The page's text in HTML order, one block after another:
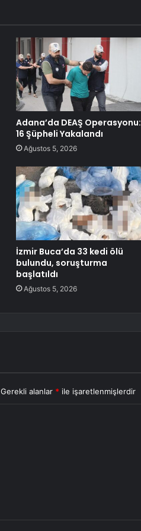
Adana’da DEAŞ Operasyonu:
16 Şüpheli Yakalandı
Ağustos 5, 2026
İzmir Buca’da 33 kedi ölü
bulundu, soruşturma
başlatıldı
Ağustos 5, 2026
Gerekli alanlar * ile işaretlenmişlerdir